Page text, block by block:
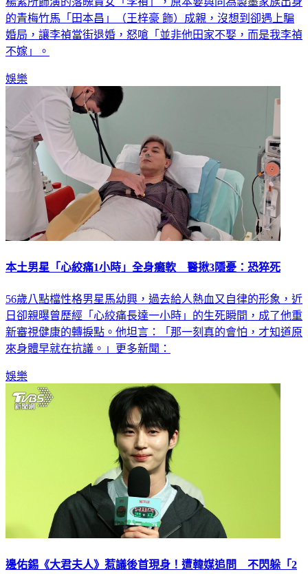
的青梅竹馬「田本昌」（王梓豪 飾）成親，沒想到卻遇上騙
婚局，讓李禎當街退婚，怒嗆「並非他田家不娶，而是我李禎
不嫁」。
娛樂
本土男星「心絞痛1小時」全身癱軟 醫揪3隱憂：恐猝死
56歲八點檔性格男星馬幼興，過去給人熱血又自律的形象，近
日卻親曝曾歷經「心絞痛長達一小時」的生死瞬間，成了他重
新審視健康的轉捩點。他坦言：「那一刻真的會怕，才知道原
來身體早就在抗議。」更多新聞：
娛樂
邊佑錫《大君夫人》惹議後首現身！遭韓媒追問 不閃躲「2